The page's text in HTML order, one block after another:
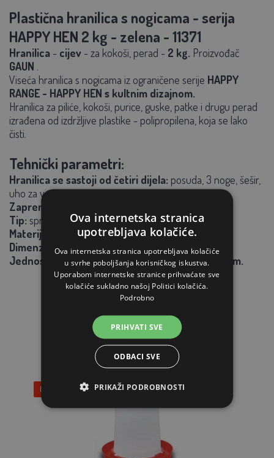
Plastična hranilica s nogicama - serija
HAPPY HEN 2 kg - zelena - 11371
Hranilica - cijev - za kokoši, perad - 2 kg. Proizvođač
GAUN .
Viseća hranilica s nogicama iz ograničene serije HAPPY
RANGE - HAPPY HEN s kultnim dizajnom.
Hranilica za piliće, kokoši, purice, guske, patke i drugu perad
izrađena od izdržljive plastike - polipropilena, koja se lako
čisti.
Tehnički parametri:
Hranilica se sastoji od četiri dijela: posuda, 3 noge, šešir,
uho za vješanje.
Zapremina:
Tip: spremnik s nogama
Materijal:
netoksična plastika
Dimenzije:255 x 293 mm, noge 95 mm
Jednostavno napunite posudu i zatvorite čepom.
POVEZANI ARTIKLI
Popust 59%
Ova internetska stranica
upotrebljava kolačiće.
Ova internetska stranica upotrebljava kolačiće
u svrhe poboljšanja korisničkog iskustva.
Uporabom internetske stranice prihvaćate sve
kolačiće sukladno našoj Politici kolačića.
Podrobno
PRIHVATI SVE
ODBACI SVE
PRIKAŽI PODROBNOSTI